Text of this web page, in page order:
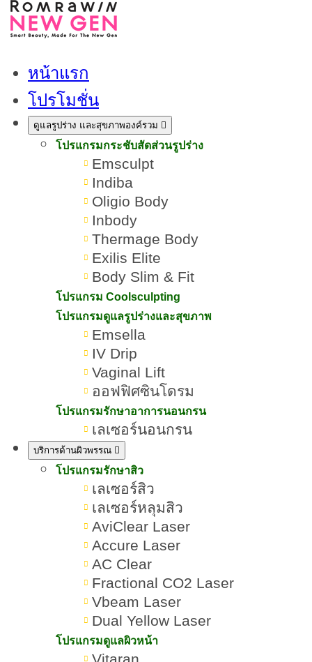
หน้าแรก
โปรโมชั่น
ดูแลรูปร่าง และสุขภาพองค์รวม
โปรแกรมกระชับสัดส่วนรูปร่าง
Emsculpt
Indiba
Oligio Body
Inbody
Thermage Body
Exilis Elite
Body Slim & Fit
โปรแกรม Coolsculpting
โปรแกรมดูแลรูปร่างและสุขภาพ
Emsella
IV Drip
Vaginal Lift
ออฟฟิศซินโดรม
โปรแกรมรักษาอาการนอนกรน
เลเซอร์นอนกรน
บริการด้านผิวพรรณ
โปรแกรมรักษาสิว
เลเซอร์สิว
เลเซอร์หลุมสิว
AviClear Laser
Accure Laser
AC Clear
Fractional CO2 Laser
Vbeam Laser
Dual Yellow Laser
โปรแกรมดูแลผิวหน้า
Ultraformer III คืออะไร? มี
ข้อดีข้อเสียอย่างไร ควรทำกี่
ทีมผู้เชี่ยวชาญ ROMRAWIN CLINIC
Ultraformer III